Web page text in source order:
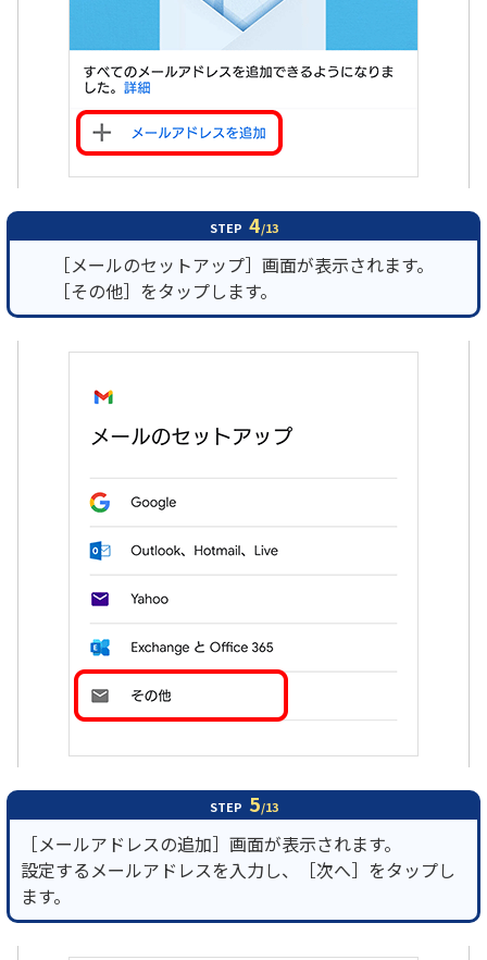
STEP 4/13
［メールのセットアップ］画面が表示されます。
［その他］をタップします。
STEP 5/13
［メールアドレスの追加］画面が表示されます。
設定するメールアドレスを入力し、［次へ］をタップし
ます。